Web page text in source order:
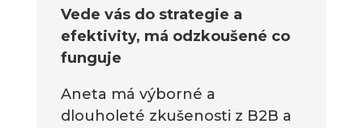
Vede vás do strategie a
efektivity, má odzkoušené co
funguje
Aneta má výborné a
dlouholeté zkušenosti z B2B a